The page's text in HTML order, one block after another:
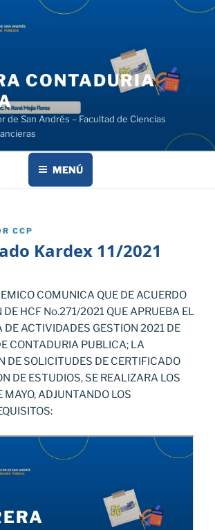
CONTADURIA
de San Andrés – Facultad de Ciencias
MENÚ
CCP
Kardex 11/2021
COMUNICA QUE DE ACUERDO
DE HCF No.271/2021 QUE APRUEBA EL
DE ACTIVIDADES GESTION 2021 DE
CONTADURIA PUBLICA; LA
DE SOLICITUDES DE CERTIFICADO
DE ESTUDIOS, SE REALIZARA LOS
MAYO, ADJUNTANDO LOS